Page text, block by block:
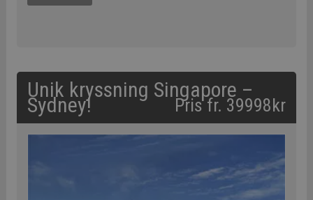
Unik kryssning Singapore –
Sydney! Pris fr. 39998kr